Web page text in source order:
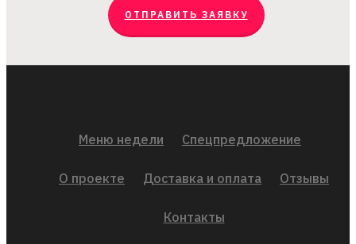
ОТПРАВИТЬ ЗАЯВКУ
Меню недели Спецпредложение
О проекте Доставка и оплата Отзывы
Контакты